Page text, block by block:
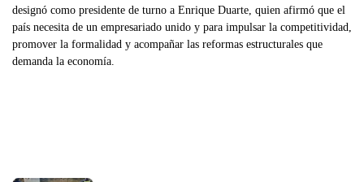
designó como presidente de turno a Enrique Duarte, quien afirmó que el
país necesita de un empresariado unido y para impulsar la competitividad,
promover la formalidad y acompañar las reformas estructurales que
demanda la economía.